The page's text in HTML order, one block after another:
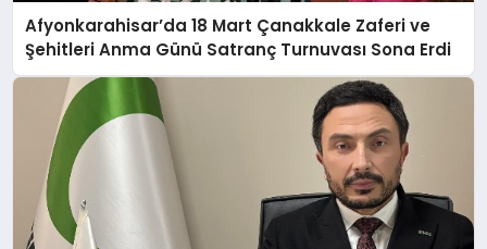
Afyonkarahisar’da 18 Mart Çanakkale Zaferi ve
Şehitleri Anma Günü Satranç Turnuvası Sona Erdi